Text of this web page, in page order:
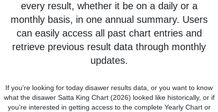
every result, whether it be on a daily or a
monthly basis, in one annual summary. Users
can easily access all past chart entries and
retrieve previous result data through monthly
updates.
If you're looking for today disawer results data, or you want to know
what the disawer Satta King Chart (2026) looked like historically, or if
you're interested in getting access to the complete Yearly Chart or